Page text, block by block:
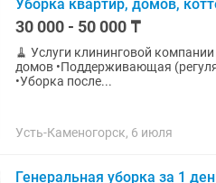
Уборка квартир, домов,
30 000 - 50 000 ₸
🧹 Услуги клининговой компании 🏠 Уборка жилых помещений •Генеральная уборка квартир и
домов •Поддерживающая
•Уборка после...
Усть-Каменогорск, 6 июля
Генеральная уборка за 1